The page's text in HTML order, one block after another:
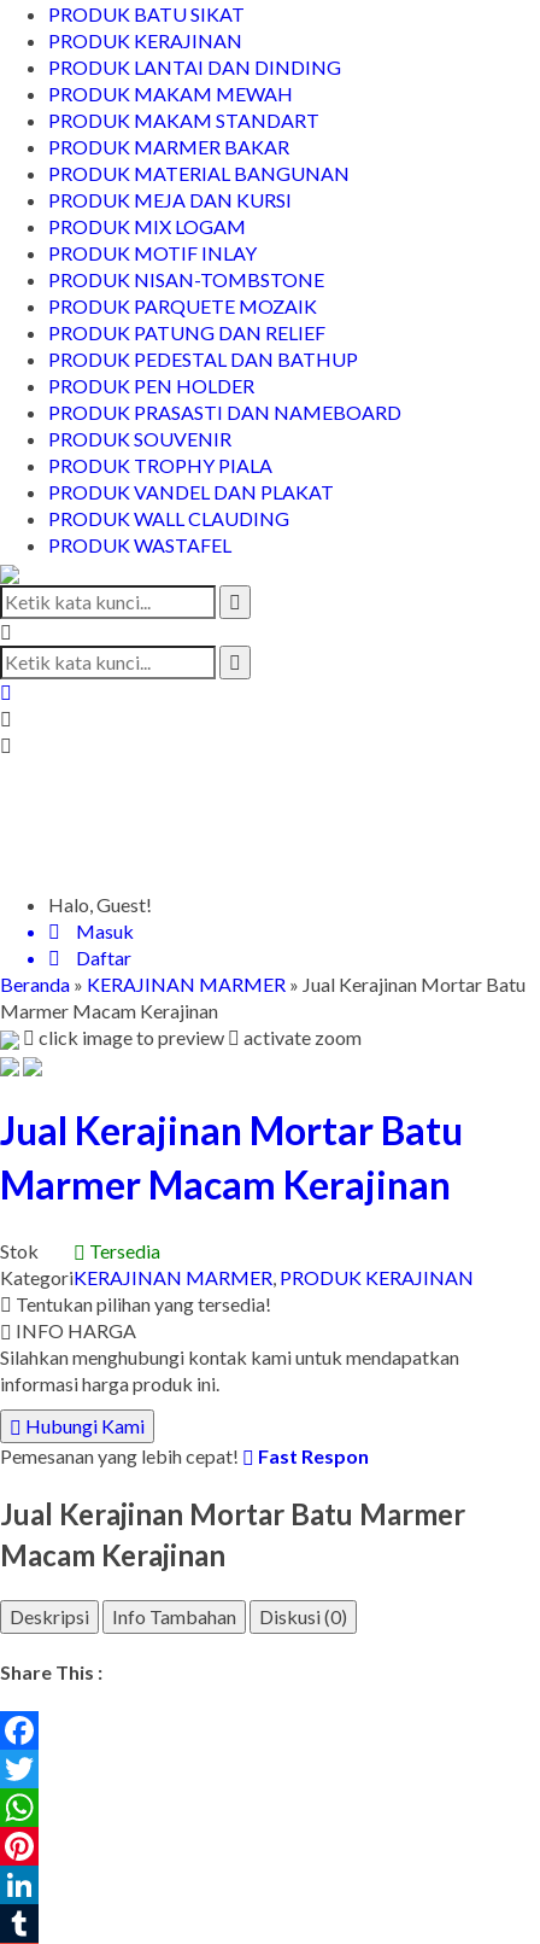
PRODUK BATU SIKAT
PRODUK KERAJINAN
PRODUK LANTAI DAN DINDING
PRODUK MAKAM MEWAH
PRODUK MAKAM STANDART
PRODUK MARMER BAKAR
PRODUK MATERIAL BANGUNAN
PRODUK MEJA DAN KURSI
PRODUK MIX LOGAM
PRODUK MOTIF INLAY
PRODUK NISAN-TOMBSTONE
PRODUK PARQUETE MOZAIK
PRODUK PATUNG DAN RELIEF
PRODUK PEDESTAL DAN BATHUP
PRODUK PEN HOLDER
PRODUK PRASASTI DAN NAMEBOARD
PRODUK SOUVENIR
PRODUK TROPHY PIALA
PRODUK VANDEL DAN PLAKAT
PRODUK WALL CLAUDING
PRODUK WASTAFEL
Halo, Guest!
Masuk
Daftar
Beranda » KERAJINAN MARMER » Jual Kerajinan Mortar Batu
Marmer Macam Kerajinan
click image to preview
activate zoom
Jual Kerajinan Mortar Batu
Marmer Macam Kerajinan
Stok
Tersedia
KategoriKERAJINAN MARMER, PRODUK KERAJINAN
Tentukan pilihan yang tersedia!
INFO HARGA
Silahkan menghubungi kontak kami untuk mendapatkan
informasi harga produk ini.
Hubungi Kami
Pemesanan yang lebih cepat!
Fast Respon
Jual Kerajinan Mortar Batu Marmer
Macam Kerajinan
Deskripsi Info Tambahan Diskusi (0)
Share This :
Facebook
Twitter
WhatsApp
Pinterest
LinkedIn